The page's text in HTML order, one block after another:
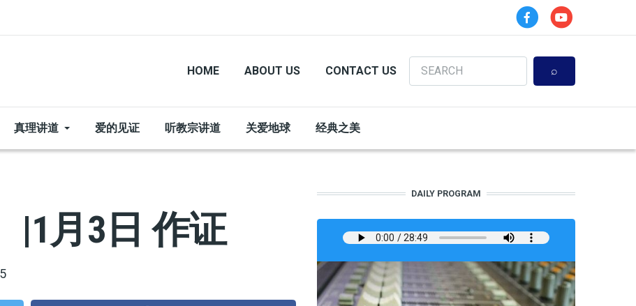
HOME ABOUT US CONTACT US
Search
真理讲道 爱的见证 听教宗讲道 关爱地球 经典之美
|1月3日 作证
DAILY PROGRAM